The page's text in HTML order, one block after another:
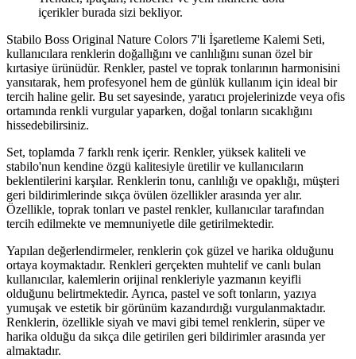
içerikler burada sizi bekliyor.
Stabilo Boss Original Nature Colors 7'li İşaretleme Kalemi Seti,
kullanıcılara renklerin doğallığını ve canlılığını sunan özel bir
kırtasiye ürünüdür. Renkler, pastel ve toprak tonlarının harmonisini
yansıtarak, hem profesyonel hem de günlük kullanım için ideal bir
tercih haline gelir. Bu set sayesinde, yaratıcı projelerinizde veya ofis
ortamında renkli vurgular yaparken, doğal tonların sıcaklığını
hissedebilirsiniz.
Set, toplamda 7 farklı renk içerir. Renkler, yüksek kaliteli ve
stabilo'nun kendine özgü kalitesiyle üretilir ve kullanıcıların
beklentilerini karşılar. Renklerin tonu, canlılığı ve opaklığı, müşteri
geri bildirimlerinde sıkça övülen özellikler arasında yer alır.
Özellikle, toprak tonları ve pastel renkler, kullanıcılar tarafından
tercih edilmekte ve memnuniyetle dile getirilmektedir.
Yapılan değerlendirmeler, renklerin çok güzel ve harika olduğunu
ortaya koymaktadır. Renkleri gerçekten muhtelif ve canlı bulan
kullanıcılar, kalemlerin orijinal renkleriyle yazmanın keyifli
olduğunu belirtmektedir. Ayrıca, pastel ve soft tonların, yazıya
yumuşak ve estetik bir görünüm kazandırdığı vurgulanmaktadır.
Renklerin, özellikle siyah ve mavi gibi temel renklerin, süper ve
harika olduğu da sıkça dile getirilen geri bildirimler arasında yer
almaktadır.